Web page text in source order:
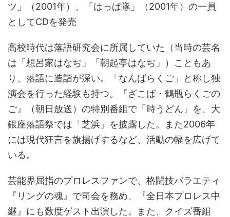
ツ」（2001年）、「はっぱ隊」（2001年）の一員
としてCDを発売
高校時代は落語研究会に所属していた（当時の芸名
は「想呂家はなぢ」「朝起亭はなぢ」）こともあ
り、落語に造詣が深い。「なんばらくご」と称し独
演会を行った経験も持つ。『ざこば・鶴瓶らくごの
ご』（朝日放送）の特別番組で「時うどん」を、大
銀座落語祭では「芝浜」を披露した。また2006年
には現代狂言を旗揚げするなど、活動の幅を広げて
いる。
芸能界屈指のプロレスファンで、格闘技バラエティ
『リングの魂』で司会を務め、『全日本プロレス中
継』にも数度ゲスト出演した。また、クイズ番組